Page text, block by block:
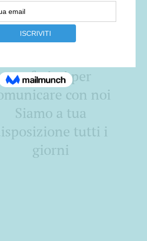
preferisci per
con noi
Siamo a tua
tutti i
giorni